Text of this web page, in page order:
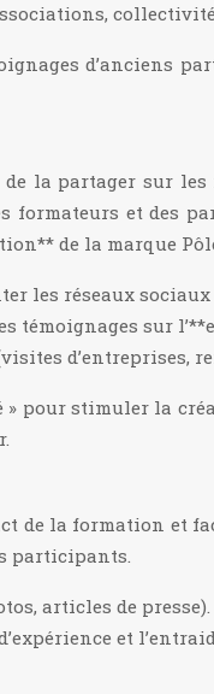
d’anciens
la partager sur
formateurs et des
de la marque
les réseaux sociaux
témoignages sur
d’entreprises,
pour stimuler la
de la formation
participants.
articles de presse).
et